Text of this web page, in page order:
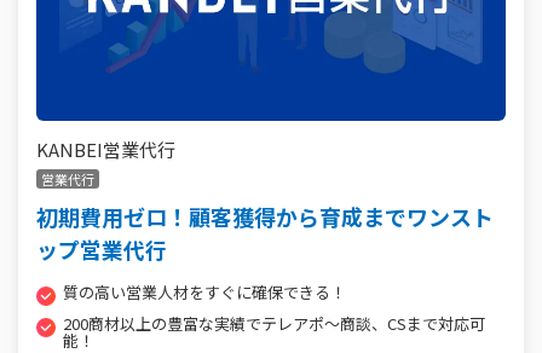
KANBEI営業代行
営業代行
初期費用ゼロ！顧客獲得から育成までワンスト
ップ営業代行
質の高い営業人材をすぐに確保できる！
200商材以上の豊富な実績でテレアポ～商談、CSまで対応可
能！